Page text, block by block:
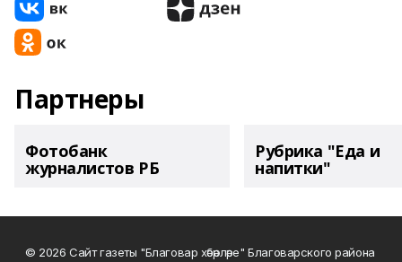
Партнеры
Фотобанк
журналистов РБ
Рубрика "Еда и
напитки"
© 2026 Сайт газеты "Благовар хәбәрләре" Благоварского района